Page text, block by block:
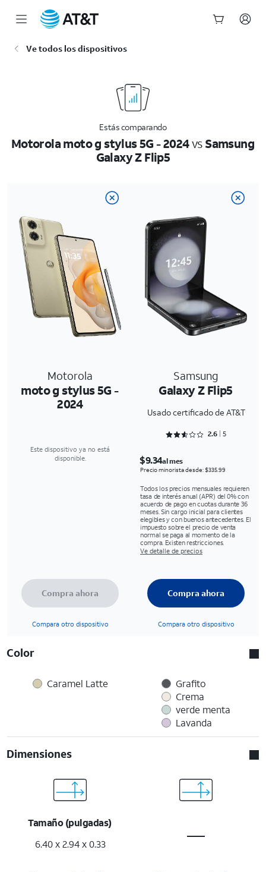
Ve todos los dispositivos
Estás comparando
Motorola moto g stylus 5G - 2024vsSamsung
Galaxy Z Flip5
Motorola
moto g stylus 5G -
2024
Samsung
Galaxy Z Flip5
Usado certificado de AT&T
Rated 2.6 out of 5
2.6 5
Este dispositivo ya no está
disponible.
$9.34al mes
Precio minorista desde: $335.99
Todos los precios mensuales requieren
tasa de interés anual (APR) del 0% con
acuerdo de pago en cuotas durante 36
meses. Sin cargo inicial para clientes
elegibles y con buenos antecedentes. El
impuesto sobre el precio de venta
normal se paga al momento de la
compra. Existen restricciones.
Ve detalle de precios
Compra ahora
Compara otro dispositivo
Compra ahora
Compara otro dispositivo
Color
Caramel Latte
Grafito
Crema
verde menta
Lavanda
Dimensiones
Tamaño (pulgadas)
6.40 x 2.94 x 0.33